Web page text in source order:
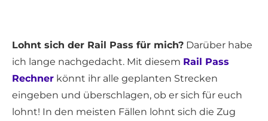
Lohnt sich der Rail Pass für mich? Darüber habe
ich lange nachgedacht. Mit diesem Rail Pass
Rechner könnt ihr alle geplanten Strecken
eingeben und überschlagen, ob er sich für euch
lohnt! In den meisten Fällen lohnt sich die Zug